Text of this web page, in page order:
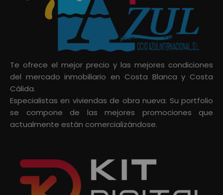
Te ofrece el mejor precio y las mejores condiciones
del mercado inmobiliario en Costa Blanca y Costa
Cálida.
Especialistas en viviendas de obra nueva: Su portfolio
se compone de las mejores promociones que
actualmente están comercializándose.